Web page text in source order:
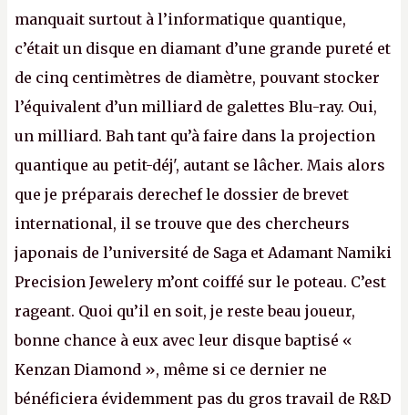
manquait surtout à l’informatique quantique,
c’était un disque en diamant d’une grande pureté et
de cinq centimètres de diamètre, pouvant stocker
l’équivalent d’un milliard de galettes Blu-ray. Oui,
un milliard. Bah tant qu’à faire dans la projection
quantique au petit-déj', autant se lâcher. Mais alors
que je préparais derechef le dossier de brevet
international, il se trouve que des chercheurs
japonais de l’université de Saga et Adamant Namiki
Precision Jewelery m’ont coiffé sur le poteau. C’est
rageant. Quoi qu’il en soit, je reste beau joueur,
bonne chance à eux avec leur disque baptisé «
Kenzan Diamond », même si ce dernier ne
bénéficiera évidemment pas du gros travail de R&D